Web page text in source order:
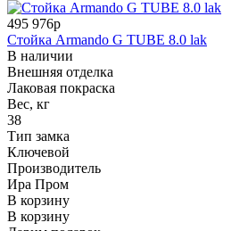
495 976р
Стойка Armando G TUBE 8.0 lak
В наличии
Внешняя отделка
Лаковая покраска
Вес, кг
38
Тип замка
Ключевой
Производитель
Ира Пром
В корзину
В корзину